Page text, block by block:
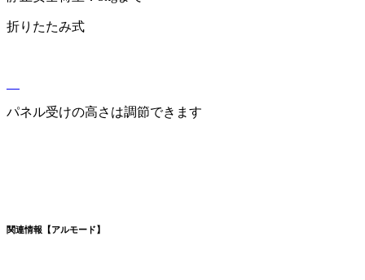
折りたたみ式
パネル受けの高さは調節できます
関連情報【アルモード】